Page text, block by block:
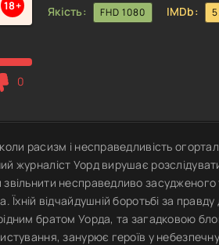
18+
0
Якість:
FHD 1080 IMDb:
расизм і несправедливість
журналіст Уорд вирушає
несправедливо
Їхній відчайдушній боротьбі за
братом Уорда, та загадковою
занурює героїв у